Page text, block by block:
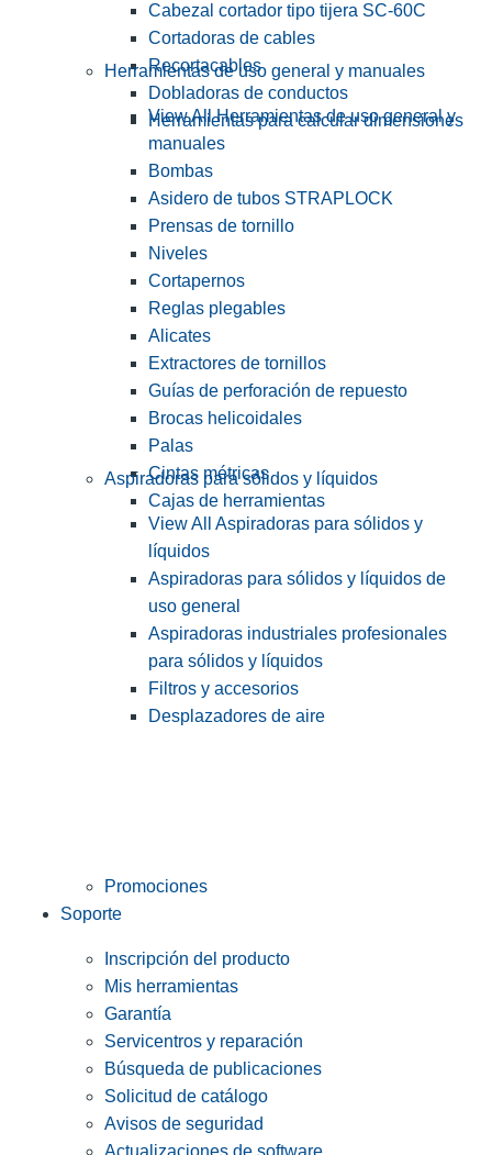
Cabezal cortador tipo tijera SC-60C
Cortadoras de cables
Recortacables
Dobladoras de conductos
Herramientas para calcular dimensiones
Herramientas de uso general y manuales
View All Herramientas de uso general y
manuales
Bombas
Asidero de tubos STRAPLOCK
Prensas de tornillo
Niveles
Cortapernos
Reglas plegables
Alicates
Extractores de tornillos
Guías de perforación de repuesto
Brocas helicoidales
Palas
Cintas métricas
Cajas de herramientas
Aspiradoras para sólidos y líquidos
View All Aspiradoras para sólidos y
líquidos
Aspiradoras para sólidos y líquidos de
uso general
Aspiradoras industriales profesionales
para sólidos y líquidos
Filtros y accesorios
Desplazadores de aire
Promociones
Soporte
Inscripción del producto
Mis herramientas
Garantía
Servicentros y reparación
Búsqueda de publicaciones
Solicitud de catálogo
Avisos de seguridad